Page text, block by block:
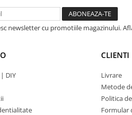
newsletter cu promotiile magazinului.
DIY
CLIENTI
Livrare
Metode
Politica
Formular